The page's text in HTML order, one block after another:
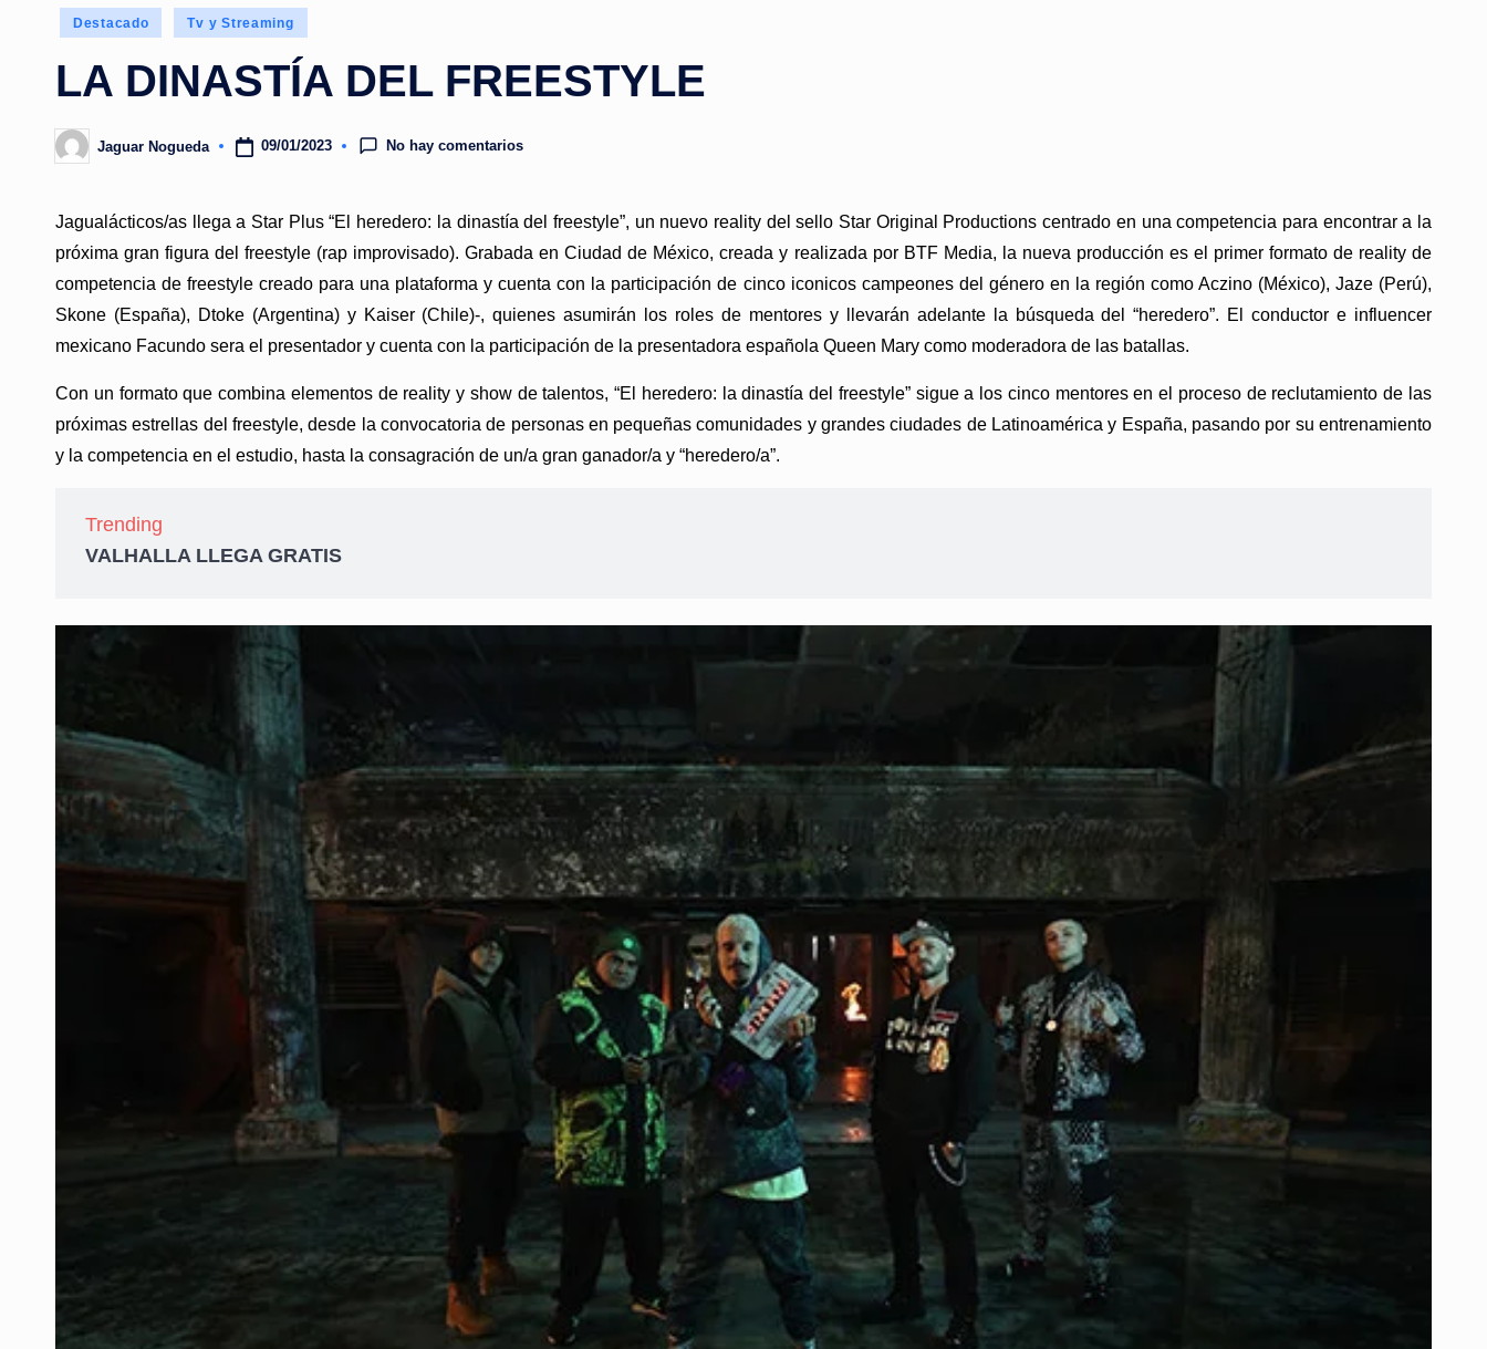
Publicado
Destacado Tv y Streaming
LA DINASTÍA DEL FREESTYLE
Publicado
por
Jaguar Nogueda 09/01/2023 No hay comentarios
Jagualácticos/as llega a Star Plus “El heredero: la dinastía del freestyle”, un nuevo reality del sello Star Original Productions centrado en una competencia para encontrar a la
próxima gran figura del freestyle (rap improvisado). Grabada en Ciudad de México, creada y realizada por BTF Media, la nueva producción es el primer formato de reality de
competencia de freestyle creado para una plataforma y cuenta con la participación de cinco iconicos campeones del género en la región como Aczino (México), Jaze (Perú),
Skone (España), Dtoke (Argentina) y Kaiser (Chile)-, quienes asumirán los roles de mentores y llevarán adelante la búsqueda del “heredero”. El conductor e influencer
mexicano Facundo sera el presentador y cuenta con la participación de la presentadora española Queen Mary como moderadora de las batallas.
Con un formato que combina elementos de reality y show de talentos, “El heredero: la dinastía del freestyle” sigue a los cinco mentores en el proceso de reclutamiento de las
próximas estrellas del freestyle, desde la convocatoria de personas en pequeñas comunidades y grandes ciudades de Latinoamérica y España, pasando por su entrenamiento
y la competencia en el estudio, hasta la consagración de un/a gran ganador/a y “heredero/a”.
Trending
VALHALLA LLEGA GRATIS